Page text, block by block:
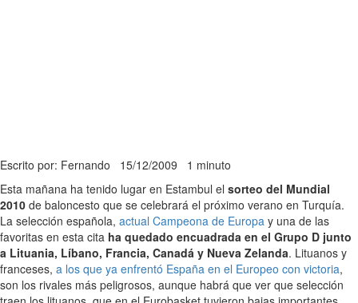
Escrito por: Fernando 15/12/2009 1 minuto
Esta mañana ha tenido lugar en Estambul el sorteo del Mundial
2010 de baloncesto que se celebrará el próximo verano en Turquía.
La selección española, actual Campeona de Europa y una de las
favoritas en esta cita ha quedado encuadrada en el Grupo D junto
a Lituania, Líbano, Francia, Canadá y Nueva Zelanda. Lituanos y
franceses, a los que ya enfrentó España en el Europeo con victoria,
son los rivales más peligrosos, aunque habrá que ver que selección